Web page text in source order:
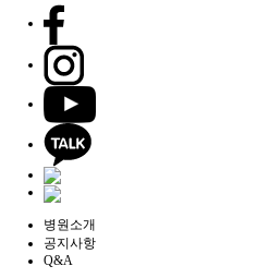
병원소개
공지사항
Q&A